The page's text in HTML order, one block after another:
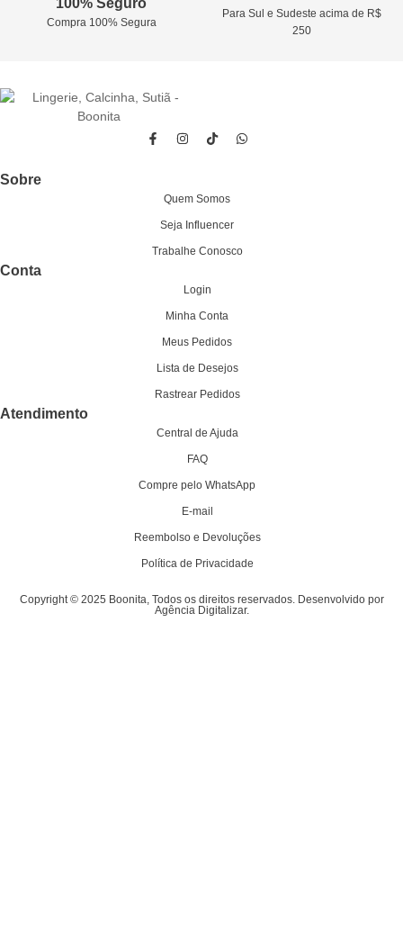
Compra 100% Segura
Para Sul e Sudeste acima de R$
250
Sobre
Quem Somos
Seja Influencer
Trabalhe Conosco
Conta
Login
Minha Conta
Meus Pedidos
Lista de Desejos
Rastrear Pedidos
Atendimento
Central de Ajuda
FAQ
Compre pelo WhatsApp
E-mail
Reembolso e Devoluções
Política de Privacidade
Copyright © 2025 Boonita, Todos os direitos reservados. Desenvolvido por
Agência Digitalizar.